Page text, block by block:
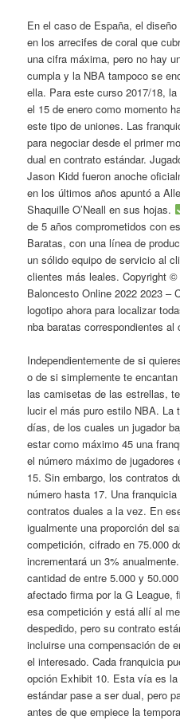
En el caso de España, el
en los arrecifes de coral que
una cifra máxima, pero no hay
cumpla y la NBA tampoco se
ella. Para este curso 2017/18,
el 15 de enero como momento
este tipo de uniones. Las
para negociar desde el primer
dual en contrato estándar.
Jason Kidd fueron anoche
en los últimos años apuntó a
Shaquille O’Neall en sus hojas.
de 5 años comprometidos con
Baratas, con una línea de
un sólido equipo de servicio al
clientes más leales. Copyright
Baloncesto Online 2022 2023 –
logotipo ahora para localizar
nba baratas correspondientes al
Independientemente de si
o de si simplemente te
las camisetas de las estrellas,
lucir el más puro estilo NBA. La
días, de los cuales un jugador
estar como máximo 45 una
el número máximo de
15. Sin embargo, los contratos
número hasta 17. Una
contratos duales a la vez. En
igualmente una proporción del
competición, cifrado en 75.000
incrementará un 3%
cantidad de entre 5.000 y
afectado firma por la G League,
esa competición y está allí al
despedido, pero su contrato
incluirse una compensación de
el interesado. Cada franquicia
opción Exhibit 10. Esta vía es
estándar pase a ser dual, pero
antes de que empiece la